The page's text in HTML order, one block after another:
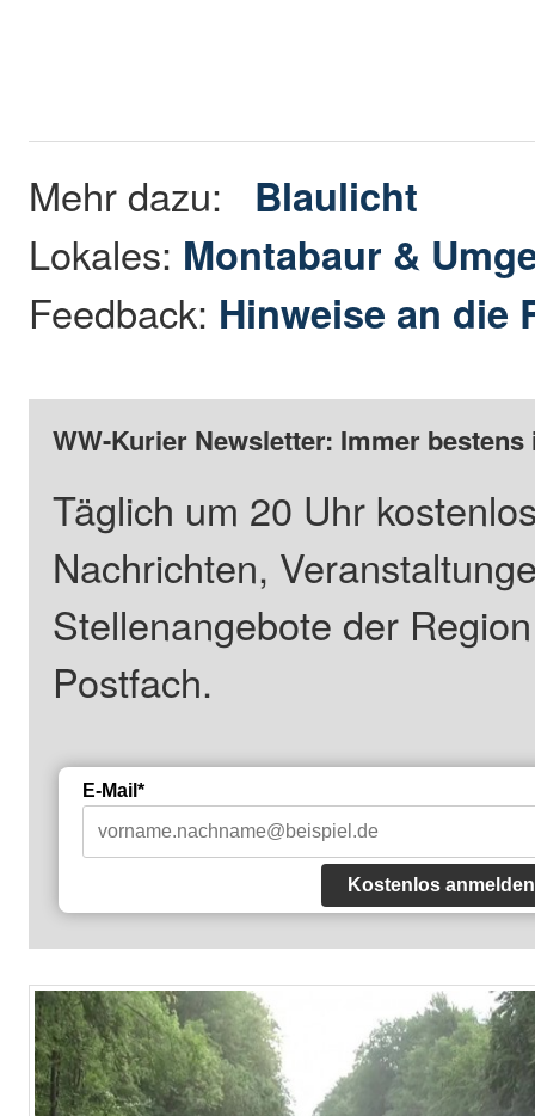
Mehr dazu: Blaulicht
Lokales: Montabaur &
Feedback: Hinweise an die
WW-Kurier Newsletter: Immer
Täglich um 20 Uhr
Nachrichten,
Stellenangebote der
Postfach.
E-Mail*
Kostenlos anmelden